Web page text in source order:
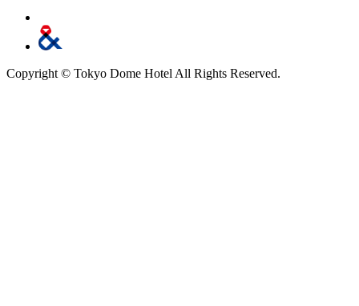
Copyright © Tokyo Dome Hotel All Rights Reserved.